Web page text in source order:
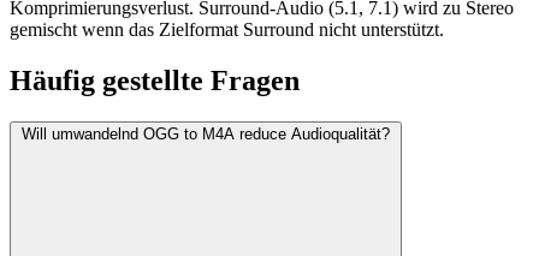
Komprimierungsverlust. Surround-Audio (5.1, 7.1) wird zu Stereo
gemischt wenn das Zielformat Surround nicht unterstützt.
Häufig gestellte Fragen
Will umwandelnd OGG to M4A reduce Audioqualität?